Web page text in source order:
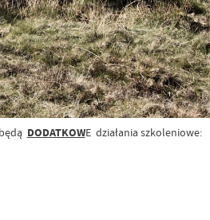
DODATKOWE działania szkoleniowe: